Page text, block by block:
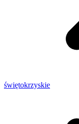
świętokrzyskie